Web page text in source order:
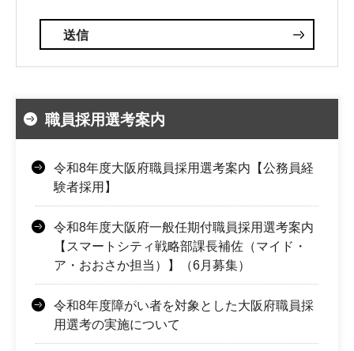
職員採用選考案内
令和8年度大阪府職員採用選考案内【公務員経
験者採用】
令和8年度大阪府一般任期付職員採用選考案内
【スマートシティ戦略部課長補佐（マイド・
ア・おおさか担当）】（6月募集）
令和8年度障がい者を対象とした大阪府職員採
用選考の実施について